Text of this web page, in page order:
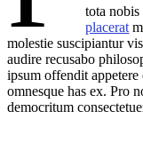
tota
placerat
molestie suscipiantur
audire recusabo
ipsum offendit
omnesque has ex. Pro
democritum